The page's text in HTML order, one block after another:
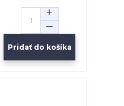
Pridať do košíka